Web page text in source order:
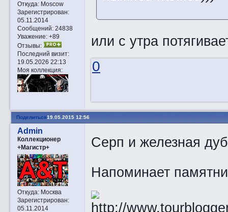
Откуда:Moscow
Зарегистрирован:
05.11.2014
Сообщений:24838
Уважение: +89
Отзывы:
Последний визит:
19.05.2026 22:13
Моя коллекция:
или с утра
0
Поделиться19.05.2015 12:56
Admin
Коллекционер
+Магистр+
Откуда:Москва
Зарегистрирован:
05.11.2014
Серп и железная
Напоминает